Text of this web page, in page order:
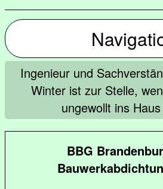
Ingenieur und
Winter ist zur Stelle,
ungewollt ins
BBG